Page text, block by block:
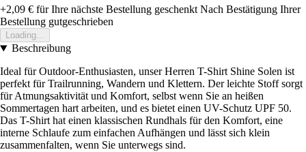
+2,09 € für Ihre nächste Bestellung geschenkt Nach Bestätigung Ihrer
Bestellung gutgeschrieben
Loading...
Beschreibung
Ideal für Outdoor-Enthusiasten, unser Herren T-Shirt Shine Solen ist
perfekt für Trailrunning, Wandern und Klettern. Der leichte Stoff sorgt
für Atmungsaktivität und Komfort, selbst wenn Sie an heißen
Sommertagen hart arbeiten, und es bietet einen UV-Schutz UPF 50.
Das T-Shirt hat einen klassischen Rundhals für den Komfort, eine
interne Schlaufe zum einfachen Aufhängen und lässt sich klein
zusammenfalten, wenn Sie unterwegs sind.